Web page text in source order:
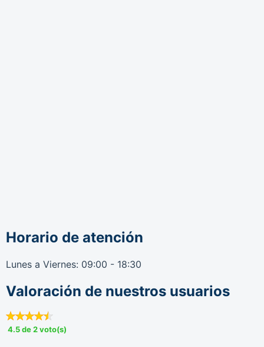
Horario de atención
Lunes a Viernes: 09:00 - 18:30
Valoración de nuestros usuarios
4.5 de 2 voto(s)